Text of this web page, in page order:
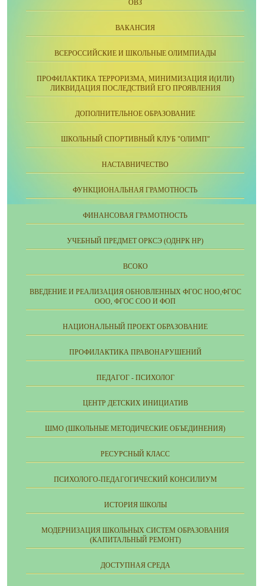
ОВЗ
ВАКАНСИЯ
ВСЕРОССИЙСКИЕ И ШКОЛЬНЫЕ ОЛИМПИАДЫ
ПРОФИЛАКТИКА ТЕРРОРИЗМА, МИНИМИЗАЦИЯ И(ИЛИ)
ЛИКВИДАЦИЯ ПОСЛЕДСТВИЙ ЕГО ПРОЯВЛЕНИЯ
ДОПОЛНИТЕЛЬНОЕ ОБРАЗОВАНИЕ
ШКОЛЬНЫЙ СПОРТИВНЫЙ КЛУБ "ОЛИМП"
НАСТАВНИЧЕСТВО
ФУНКЦИОНАЛЬНАЯ ГРАМОТНОСТЬ
ФИНАНСОВАЯ ГРАМОТНОСТЬ
УЧЕБНЫЙ ПРЕДМЕТ ОРКСЭ (ОДНРК НР)
ВСОКО
ВВЕДЕНИЕ И РЕАЛИЗАЦИЯ ОБНОВЛЕННЫХ ФГОС НОО,ФГОС
ООО, ФГОС СОО И ФОП
НАЦИОНАЛЬНЫЙ ПРОЕКТ ОБРАЗОВАНИЕ
ПРОФИЛАКТИКА ПРАВОНАРУШЕНИЙ
ПЕДАГОГ - ПСИХОЛОГ
ЦЕНТР ДЕТСКИХ ИНИЦИАТИВ
ШМО (ШКОЛЬНЫЕ МЕТОДИЧЕСКИЕ ОБЪЕДИНЕНИЯ)
РЕСУРСНЫЙ КЛАСС
ПСИХОЛОГО-ПЕДАГОГИЧЕСКИЙ КОНСИЛИУМ
ИСТОРИЯ ШКОЛЫ
МОДЕРНИЗАЦИЯ ШКОЛЬНЫХ СИСТЕМ ОБРАЗОВАНИЯ
(КАПИТАЛЬНЫЙ РЕМОНТ)
ДОСТУПНАЯ СРЕДА